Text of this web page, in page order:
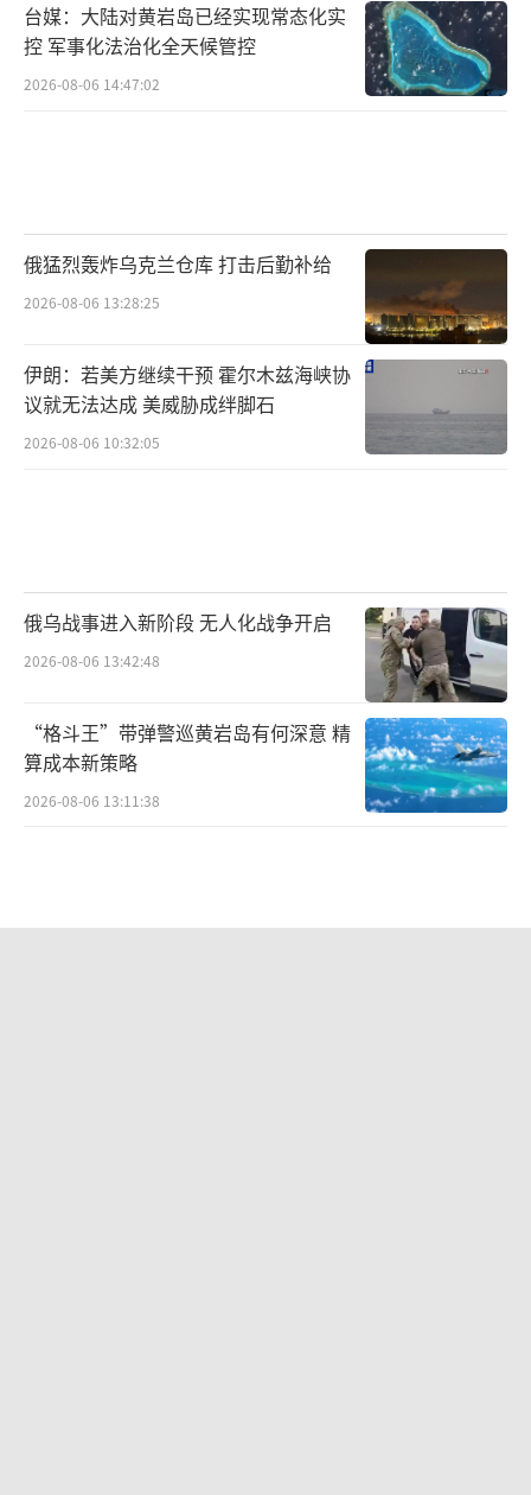
台媒：大陆对黄岩岛已经实现常态化实
控 军事化法治化全天候管控
2026-08-06 14:47:02
俄猛烈轰炸乌克兰仓库 打击后勤补给
2026-08-06 13:28:25
伊朗：若美方继续干预 霍尔木兹海峡协
议就无法达成 美威胁成绊脚石
2026-08-06 10:32:05
俄乌战事进入新阶段 无人化战争开启
2026-08-06 13:42:48
“格斗王”带弹警巡黄岩岛有何深意 精
算成本新策略
2026-08-06 13:11:38